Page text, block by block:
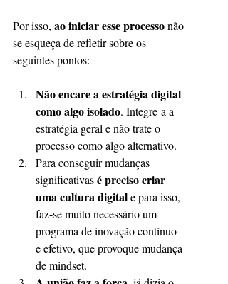
Por isso, ao iniciar esse processo não
se esqueça de refletir sobre os
seguintes pontos:
Não encare a estratégia digital
como algo isolado. Integre-a a
estratégia geral e não trate o
processo como algo alternativo.
Para conseguir mudanças
significativas é preciso criar
uma cultura digital e para isso,
faz-se muito necessário um
programa de inovação contínuo
e efetivo, que provoque mudança
de mindset.